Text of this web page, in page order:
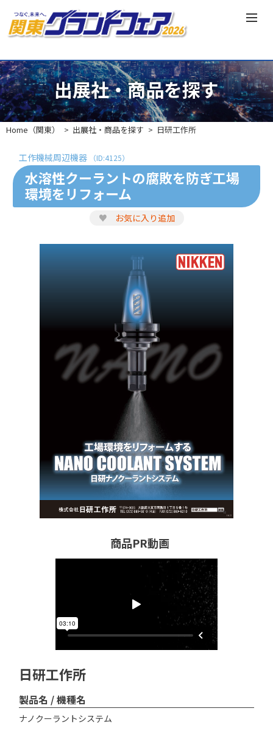
出展社・商品を探す
Home（関東） 出展社・商品を探す 日研工作所
工作機械周辺機器 （ID:4125）
水溶性クーラントの腐敗を防ぎ工場
環境をリフォーム
♥ お気に入り追加
商品PR動画
日研工作所
製品名 / 機種名
ナノクーラントシステム